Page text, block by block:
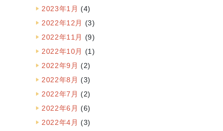
2023年1月 (4)
2022年12月 (3)
2022年11月 (9)
2022年10月 (1)
2022年9月 (2)
2022年8月 (3)
2022年7月 (2)
2022年6月 (6)
2022年4月 (3)